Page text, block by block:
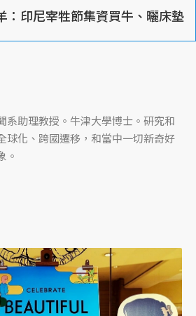
：印尼宰牲節集資買牛、曬床墊
系助理教授。牛津大學博士。研究和
球化、跨國遷移，和當中一切新奇好
。